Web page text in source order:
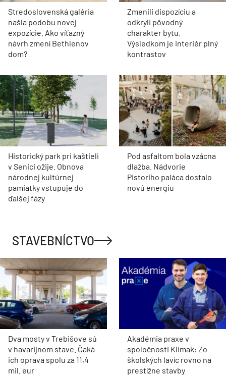
Stredoslovenská galéria
našla podobu novej
expozície. Ako víťazný
návrh zmení Bethlenov
dom?
Zmenili dispozíciu a
odkryli pôvodný
charakter bytu.
Výsledkom je interiér plný
kontrastov
Historický park pri kaštieli
v Senici ožije. Obnova
národnej kultúrnej
pamiatky vstupuje do
ďalšej fázy
Pod asfaltom bola vzácna
dlažba. Nádvorie
Pistoriho paláca dostalo
novú energiu
STAVEBNÍCTVO
Dva mosty v Trebišove sú
v havarijnom stave. Čaká
ich oprava spolu za 11,4
mil. eur
Akadémia praxe v
spoločnosti Klimak: Zo
školských lavíc rovno na
prestížne stavby